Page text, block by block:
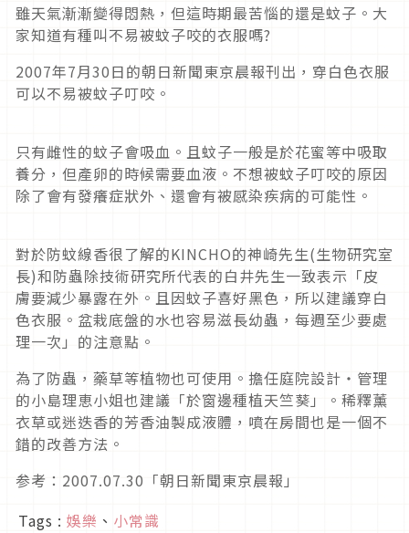
雖天氣漸漸變得悶熱，但這時期最苦惱的還是蚊子。大
家知道有種叫不易被蚊子咬的衣服嗎?
2007年7月30日的朝日新聞東京晨報刊出，穿白色衣服
可以不易被蚊子叮咬。
只有雌性的蚊子會吸血。且蚊子一般是於花蜜等中吸取
養分，但產卵的時候需要血液。不想被蚊子叮咬的原因
除了會有發癢症狀外、還會有被感染疾病的可能性。
對於防蚊線香很了解的KINCHO的神崎先生(生物研究室
長)和防蟲除技術研究所代表的白井先生一致表示「皮
膚要減少暴露在外。且因蚊子喜好黑色，所以建議穿白
色衣服。盆栽底盤的水也容易滋長幼蟲，每週至少要處
理一次」的注意點。
為了防蟲，藥草等植物也可使用。擔任庭院設計・管理
的小島理恵小姐也建議「於窗邊種植天竺葵」。稀釋薰
衣草或迷迭香的芳香油製成液體，噴在房間也是一個不
錯的改善方法。
参考：2007.07.30「朝日新聞東京晨報」
Tags : 娛樂 、 小常識